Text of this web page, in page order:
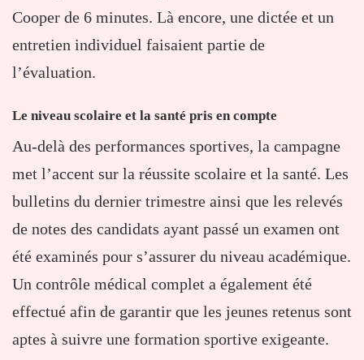
Cooper de 6 minutes. Là encore, une dictée et un
entretien individuel faisaient partie de
l’évaluation.
Le niveau scolaire et la santé pris en compte
Au-delà des performances sportives, la campagne
met l’accent sur la réussite scolaire et la santé. Les
bulletins du dernier trimestre ainsi que les relevés
de notes des candidats ayant passé un examen ont
été examinés pour s’assurer du niveau académique.
Un contrôle médical complet a également été
effectué afin de garantir que les jeunes retenus sont
aptes à suivre une formation sportive exigeante.